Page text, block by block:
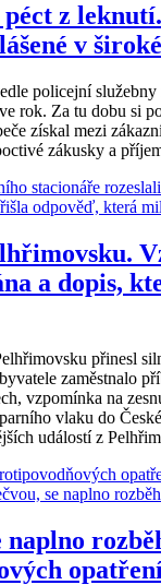
péct z
v
policejní služebny
rok. Za tu dobu si
získal mezi
zákusky a
a dopis,
přinesl
zaměstnalo
vzpomínka na
vlaku do
událostí z